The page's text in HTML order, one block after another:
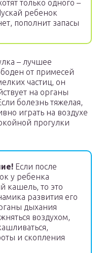
только одного –
ребенок
пополнит запасы
– лучшее
от примесей
частиц, он
на органы
болезнь тяжелая,
играть на воздухе
прогулки
Если после
у ребенка
кашель, то это
развития его
дыхания
воздухом,
и скопления